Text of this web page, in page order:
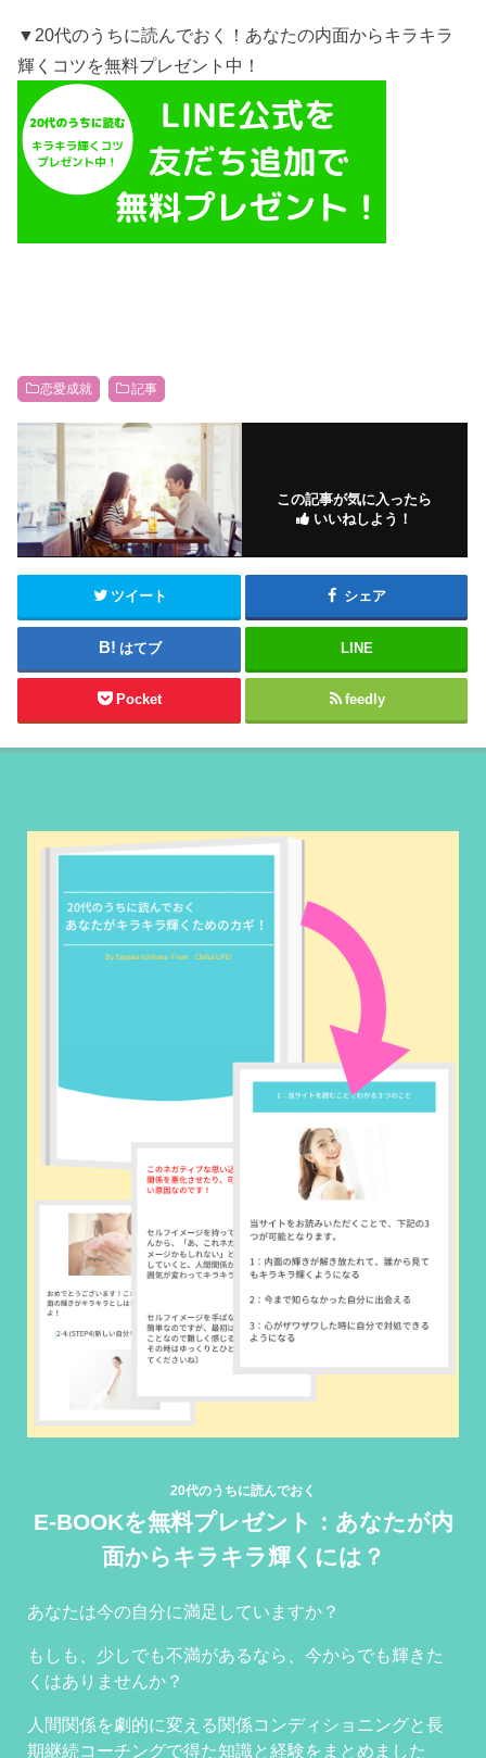
▼20代のうちに読んでおく！あなたの内面からキラキラ
輝くコツを無料プレゼント中！
恋愛成就 記事
この記事が気に入ったら
いいねしよう！
ツイート シェア
はてブ LINE
Pocket feedly
20代のうちに読んでおく
E-BOOKを無料プレゼント：あなたが内
面からキラキラ輝くには？
あなたは今の自分に満足していますか？
もしも、少しでも不満があるなら、今からでも輝きた
くはありませんか？
人間関係を劇的に変える関係コンディショニングと長
期継続コーチングで得た知識と経験をまとめました